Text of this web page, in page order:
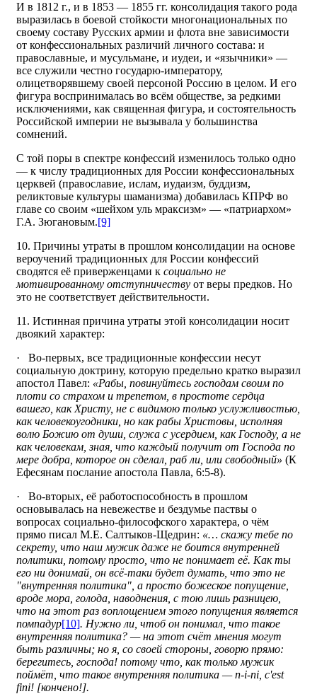
И в 1812 г., и в 1853 — 1855 гг. консолидация такого рода
выразилась в боевой стойкости многонациональных по
своему составу Русских армии и флота вне зависимости
от конфессиональных различий личного состава: и
православные, и мусульмане, и иудеи, и «язычники» —
все служили честно государю-императору,
олицетворявшему своей персоной Россию в целом. И его
фигура воспринималась во всём обществе, за редкими
исключениями, как священная фигура, и состоятельность
Российской империи не вызывала у большинства
сомнений.
С той поры в спектре конфессий изменилось только одно
— к числу традиционных для России конфессиональных
церквей (православие, ислам, иудаизм, буддизм,
реликтовые культуры шаманизма) добавилась КПРФ во
главе со своим «шейхом уль мраксизм» — «патриархом»
Г.А. Зюгановым.[9]
10. Причины утраты в прошлом консолидации на основе
вероучений традиционных для России конфессий
сводятся её приверженцами к социально не
мотивированному отступничеству от веры предков. Но
это не соответствует действительности.
11. Истинная причина утраты этой консолидации носит
двоякий характер:
· Во-первых, все традиционные конфессии несут
социальную доктрину, которую предельно кратко выразил
апостол Павел: «Рабы, повинуйтесь господам своим по
плоти со страхом и трепетом, в простоте сердца
вашего, как Христу, не с видимою только услужливостью,
как человекоугодники, но как рабы Христовы, исполняя
волю Божию от души, служа с усердием, как Господу, а не
как человекам, зная, что каждый получит от Господа по
мере добра, которое он сделал, раб ли, или свободный» (К
Ефесянам послание апостола Павла, 6:5-8).
· Во-вторых, её работоспособность в прошлом
основывалась на невежестве и бездумье паствы о
вопросах социально-философского характера, о чём
прямо писал М.Е. Салтыков-Щедрин: «… скажу тебе по
секрету, что наш мужик даже не боится внутренней
политики, потому просто, что не понимает её. Как ты
его ни донимай, он всё-таки будет думать, что это не
"внутренняя политика", а просто божеское попущение,
вроде мора, голода, наводнения, с тою лишь разницею,
что на этот раз воплощением этого попущения является
помпадур[10]. Нужно ли, чтоб он понимал, что такое
внутренняя политика? — на этот счёт мнения могут
быть различны; но я, со своей стороны, говорю прямо:
берегитесь, господа! потому что, как только мужик
поймёт, что такое внутренняя политика — n-i-ni, c'est
fini! [кончено!].